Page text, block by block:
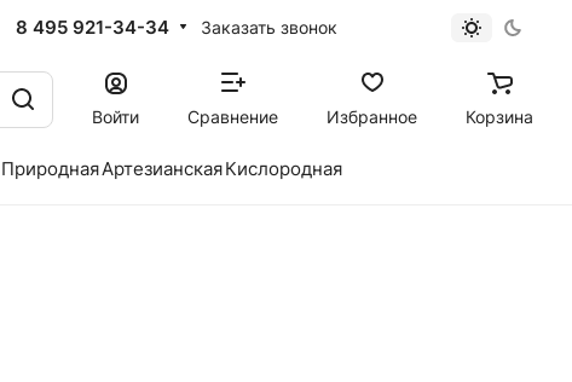
8 495 921-34-34 Заказать звонок
Войти Сравнение Избранное Корзина
ПрироднаяАртезианскаяКислородная